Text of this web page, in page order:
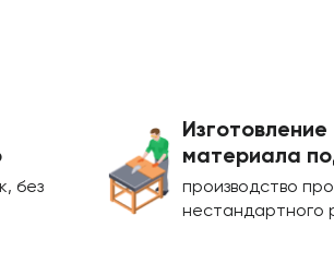
без
Изготовление
материала
производство
нестандартного